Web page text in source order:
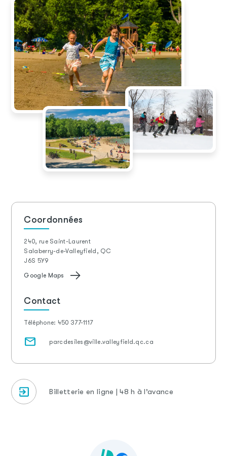
Coordonnées
240, rue Saint-Laurent
Salaberry-de-Valleyfield, QC
J6S 5Y9
Google Maps
Contact
Téléphone: 450 377-1117
parcdesiles@ville.valleyfield.qc.ca
Billetterie en ligne | 48 h à l’avance